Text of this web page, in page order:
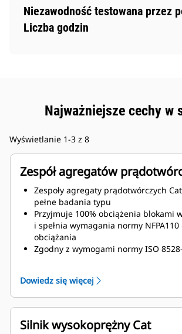
Niezawodność testowana przez
Liczba godzin
Najważniejsze cechy w
Wyświetlanie 1-3 z 8
Zespół agregatów
Zespoły agregaty prądotwórczych
pełne badania typu
Przyjmuje 100% obciążenia blokami
i spełnia wymagania normy
obciążania
Zgodny z wymogami normy ISO
Dowiedz się więcej
Silnik wysokoprężny Cat